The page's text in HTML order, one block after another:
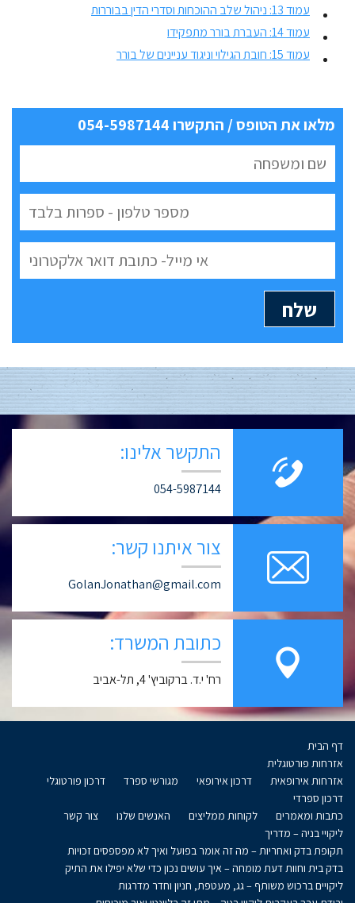
עמוד 13: ניהול שלב ההוכחות וסדרי הדין בבוררות
עמוד 14: העברת בורר מתפקידו
עמוד 15: חובת הגילוי וניגוד עניינים של בורר
מלאו את הטופס / התקשרו 054-5987144
התקשר אלינו:
054-5987144
צור איתנו קשר:
GolanJonathan@gmail.com
כתובת המשרד:
רח' י.ד. ברקוביץ' 4, תל-אביב
דף הבית
אזרחות פורטוגלית
אזרחות אירופאית
דרכון אירופאי מגורשי ספרד
דרכון פורטוגלי
דרכון ספרדי
כתבות ומאמרים
לקוחות ממליצים האנשים שלנו
צור קשר
ליקויי בניה – מדריך
תקופת בדק ואחריות – מה זה אומר בפועל ואיך לא מפספסים זכויות
בדק בית וחוות דעת מומחה – איך עושים נכון כדי שלא יפילו את התיק
ליקויים ברכוש משותף – גג, מעטפת, חניון וחדר מדרגות